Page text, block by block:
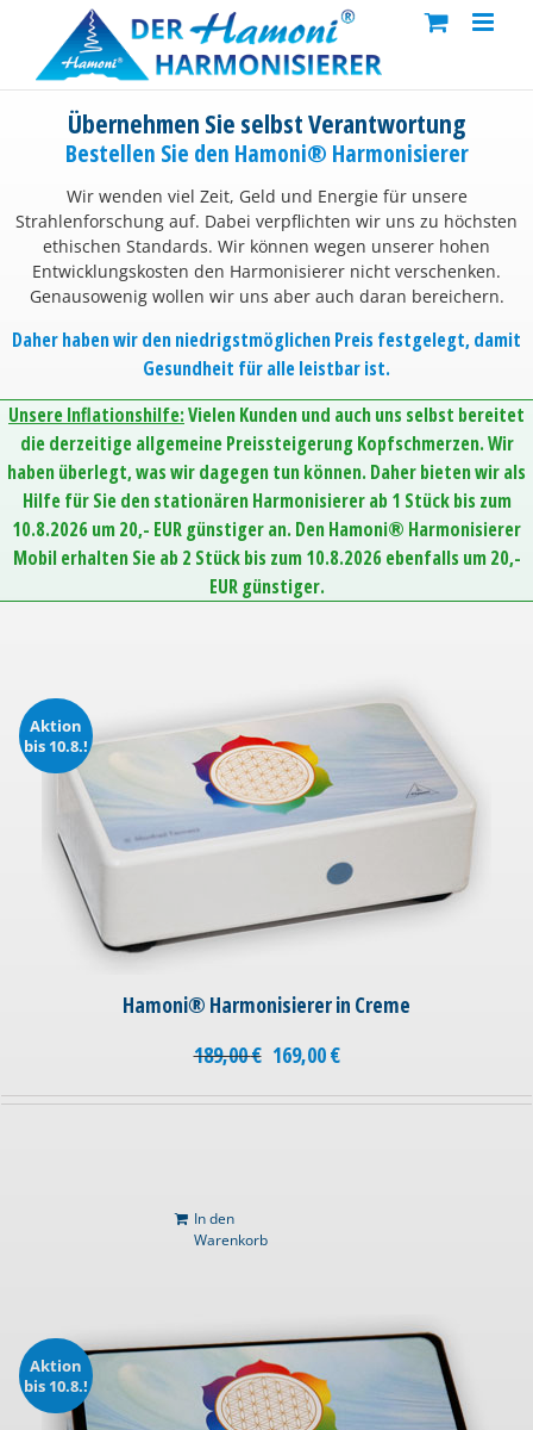
content
Übernehmen Sie selbst Verantwortung
Bestellen Sie den Hamoni® Harmonisierer
Wir wenden viel Zeit, Geld und Energie für unsere
Strahlenforschung auf. Dabei verpflichten wir uns zu höchsten
ethischen Standards. Wir können wegen unserer hohen
Entwicklungskosten den Harmonisierer nicht verschenken.
Genausowenig wollen wir uns aber auch daran bereichern.
Daher haben wir den niedrigstmöglichen Preis festgelegt, damit
Gesundheit für alle leistbar ist.
Unsere Inflationshilfe:Vielen Kunden und auch uns selbst bereitet
die derzeitige allgemeine Preissteigerung Kopfschmerzen. Wir
haben überlegt, was wir dagegen tun können. Daher bieten wir als
Hilfe für Sie den stationären Harmonisierer ab 1 Stück bis zum
10.8.2026 um 20,- EUR günstiger an. Den Hamoni® Harmonisierer
Mobil erhalten Sie ab 2 Stück bis zum 10.8.2026 ebenfalls um 20,-
EUR günstiger.
Aktion
bis 10.8.!
Hamoni® Harmonisierer in Creme
189,00€ 169,00€
In den
Warenkorb
Aktion
bis 10.8.!